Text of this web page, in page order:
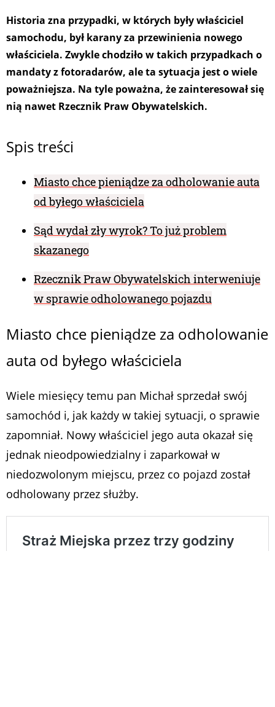
Historia zna przypadki, w których były właściciel
samochodu, był karany za przewinienia nowego
właściciela. Zwykle chodziło w takich przypadkach o
mandaty z fotoradarów, ale ta sytuacja jest o wiele
poważniejsza. Na tyle poważna, że zainteresował się
nią nawet Rzecznik Praw Obywatelskich.
Spis treści
Miasto chce pieniądze za odholowanie auta
od byłego właściciela
Sąd wydał zły wyrok? To już problem
skazanego
Rzecznik Praw Obywatelskich interweniuje
w sprawie odholowanego pojazdu
Miasto chce pieniądze za odholowanie
auta od byłego właściciela
Wiele miesięcy temu pan Michał sprzedał swój
samochód i, jak każdy w takiej sytuacji, o sprawie
zapomniał. Nowy właściciel jego auta okazał się
jednak nieodpowiedzialny i zaparkował w
niedozwolonym miejscu, przez co pojazd został
odholowany przez służby.